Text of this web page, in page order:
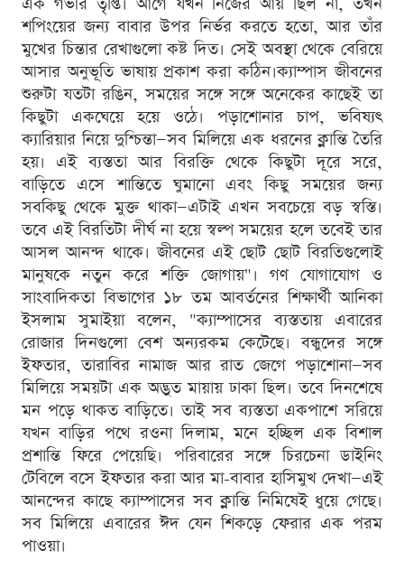
শপিংয়ের জন্য বাবার উপর নির্ভর করতে হতো, আর তাঁর
মুখের চিন্তার রেখাগুলো কষ্ট দিত। সেই অবস্থা থেকে বেরিয়ে
আসার অনুভূতি ভাষায় প্রকাশ করা কঠিন।ক্যাম্পাস জীবনের
শুরুটা যতটা রঙিন, সময়ের সঙ্গে সঙ্গে অনেকের কাছেই তা
কিছুটা একঘেয়ে হয়ে ওঠে। পড়াশোনার চাপ, ভবিষ্যৎ
ক্যারিয়ার নিয়ে দুশ্চিন্তা—সব মিলিয়ে এক ধরনের ক্লান্তি তৈরি
হয়। এই ব্যস্ততা আর বিরক্তি থেকে কিছুটা দূরে সরে,
বাড়িতে এসে শান্তিতে ঘুমানো এবং কিছু সময়ের জন্য
সবকিছু থেকে মুক্ত থাকা—এটাই এখন সবচেয়ে বড় স্বস্তি।
তবে এই বিরতিটা দীর্ঘ না হয়ে স্বল্প সময়ের হলে তবেই তার
আসল আনন্দ থাকে। জীবনের এই ছোট ছোট বিরতিগুলোই
মানুষকে নতুন করে শক্তি জোগায়"। গণ যোগাযোগ ও
সাংবাদিকতা বিভাগের ১৮ তম আবর্তনের শিক্ষার্থী আনিকা
ইসলাম সুমাইয়া বলেন, "ক্যাম্পাসের ব্যস্ততায় এবারের
রোজার দিনগুলো বেশ অন্যরকম কেটেছে। বন্ধুদের সঙ্গে
ইফতার, তারাবির নামাজ আর রাত জেগে পড়াশোনা—সব
মিলিয়ে সময়টা এক অদ্ভুত মায়ায় ঢাকা ছিল। তবে দিনশেষে
মন পড়ে থাকত বাড়িতে। তাই সব ব্যস্ততা একপাশে সরিয়ে
যখন বাড়ির পথে রওনা দিলাম, মনে হচ্ছিল এক বিশাল
প্রশান্তি ফিরে পেয়েছি। পরিবারের সঙ্গে চিরচেনা ডাইনিং
টেবিলে বসে ইফতার করা আর মা-বাবার হাসিমুখ দেখা—এই
আনন্দের কাছে ক্যাম্পাসের সব ক্লান্তি নিমিষেই ধুয়ে গেছে।
সব মিলিয়ে এবারের ঈদ যেন শিকড়ে ফেরার এক পরম
পাওয়া।